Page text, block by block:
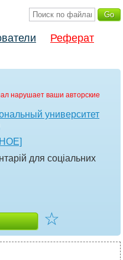
Реферат
нарушает ваши авторские
университет
для соціальних
☆